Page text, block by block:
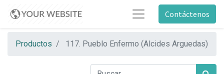
Contáctenos
Productos 117. Pueblo Enfermo (Alcides Arguedas)